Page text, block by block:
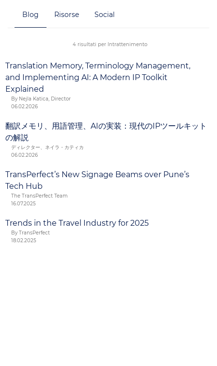
piattaforma. TransPerfect offre una soluzione olistica
progettata per considerare i diversi aspetti degli
ambienti digitali dei tuoi clienti e delineare la strategia
Blog Risorse Social
4 risultati per Intrattenimento
Translation Memory, Terminology Management,
and Implementing AI: A Modern IP Toolkit
Explained
By Nejla Katica, Director
06.02.2026
翻訳メモリ、用語管理、AIの実装：現代のIPツールキット
の解説
ディレクター、ネイラ・カティカ
06.02.2026
TransPerfect’s New Signage Beams over Pune’s
Tech Hub
The TransPerfect Team
16.07.2025
Trends in the Travel Industry for 2025
By TransPerfect
18.02.2025